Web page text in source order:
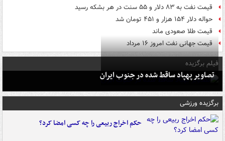
قیمت نفت به ۸۳ دلار و ۵۵ سنت در هر بشکه رسید
حواله دلار ۱۵۴ هزار و ۴۵۱ تومان شد
قیمت طلا صعودی ماند
قیمت جهانی نفت امروز ۱۶ مرداد
فیلم برگزیده
تصاویر پهپاد ساقط شده در جنوب ایران
برگزیده ورزشی
حکم اخراج ربیعی را چه کسی امضا کرد؟